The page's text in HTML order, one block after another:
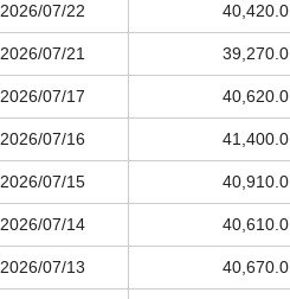
2026/07/22 40,420.0
2026/07/21 39,270.0
2026/07/17 40,620.0
2026/07/16 41,400.0
2026/07/15 40,910.0
2026/07/14 40,610.0
2026/07/13 40,670.0